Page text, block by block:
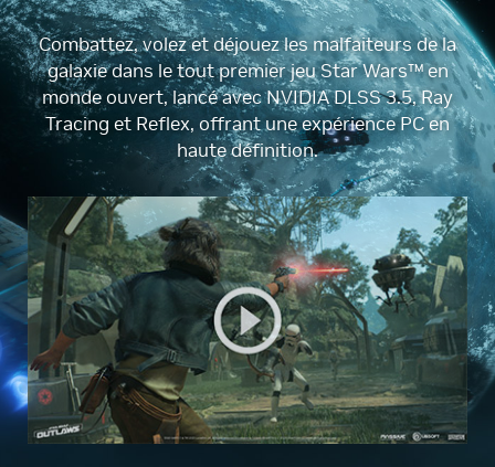
Combattez, volez et déjouez les malfaiteurs de la
galaxie dans le tout premier jeu Star Wars™ en
monde ouvert, lancé avec NVIDIA DLSS 3.5, Ray
Tracing et Reflex, offrant une expérience PC en
haute définition.